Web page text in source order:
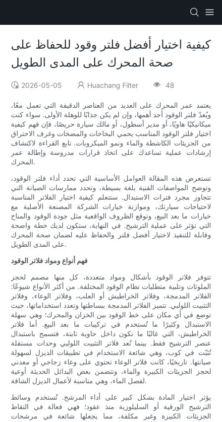
كيفية اختيار أفضل فلتر وقود للحفاظ على
صحة المحرك على المدى الطويل
2026-05-05 Huachang Filter 48
يعتمد عمر المحرك على العديد من العناصر الدقيقة التي تعمل معًا،
ويُعدّ فلتر الوقود أحد أهمها، وإن لم يكن جذابًا للوهلة الأولى. سواء كنت
ميكانيكيًا هاويًا، أو مدير أسطول، أو مالك سيارة حريصًا، فإن فهم كيفية
اختيار فلتر الوقود المناسب يحمي البخاخات والمضخات وغرف الاحتراق
من الجزيئات الكاشطة والماء ونمو الميكروبات. تابع القراءة لاكتشاف
إرشادات عملية تساعدك على اتخاذ قرارات مدروسة وإطالة عمر
المحرك.
تستعرض هذه المقالة العوامل الأساسية التي تحدد أداء فلتر الوقود،
وتوضح المواصفات الفنية بلغة بسيطة، وتحدد ممارسات الصيانة التي
تتجاوز مجرد فترات الاستبدال. ستتعلم كيفية اختيار الفلاتر المناسبة
لاحتياجات سيارتك، وموازنة خيارات الشركة المصنعة الأصلية مع
خيارات ما بعد البيع، وتوقع الظروف الواقعية مثل جودة الوقود والمناخ
التي تؤثر على عملية الترشيح. في النهاية، ستكون لديك خطة واضحة
وقابلة للتنفيذ لاختيار أفضل فلتر والحفاظ عليه لضمان صحة المحرك
على المدى الطويل.
فهم أنواع ومواد فلاتر الوقود
تتوفر فلاتر الوقود بأشكال ومواد متعددة، كل منها مصمم لحجز
الملوثات وتلبية متطلبات نظام الوقود المختلفة. من أكثر الأنواع شيوعًا:
الفلاتر المدمجة، وفلاتر الخراطيش أو العلب، وفلاتر الوعاء، وفلاتر
التثبيت اللولبي. تتميز الفلاتر المدمجة ببساطتها وتعدد استخداماتها، حيث
توضع في أي مكان على خط الوقود بين الخزان والمحرك؛ وهي سهلة
الاستبدال وكثيرًا ما تُستخدم في تركيبات ما بعد البيع. أما فلاتر
الخراطيش، التي غالبًا ما تكون داخل حاوية ثابتة، فتسمح باستبدال
عنصر الترشيح فقط. بينما تُعد فلاتر التثبيت اللولبي وحدات مستقلة
تُثبّت في كوب، وهي شائعة الاستخدام في تطبيقات الديزل لسهولة
صيانتها. تاريخيًا، كانت فلاتر الوعاء تحتوي على وعاء زجاجي أو معدني
لحجز الجزيئات الكبيرة والماء، وتتضمن بعض البدائل الحديثة أوعية
لفصل الماء، وهي مناسبة لأعمال الديزل الشاقة.
يؤثر اختيار المادة بشكل كبير على أداء المرشح. تُستخدم وسائط
الترشيح الورقية أو السليلوزية منذ عقود؛ فهي فعالة في التقاط
الجزيئات الكبيرة وغير مكلفة، مما يجعلها شائعة في مرشحات